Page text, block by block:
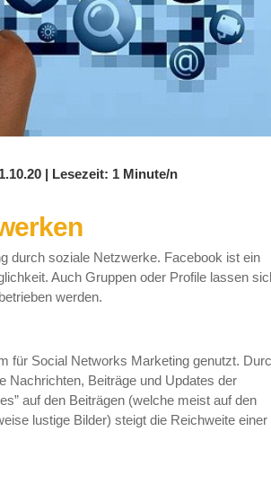
| Lesezeit: 1 Minute/n
durch soziale Netzwerke. Facebook ist ein
Auch Gruppen oder Profile lassen
werden.
für Social Networks Marketing genutzt.
Nachrichten, Beiträge und Updates der
auf den Beiträgen (welche meist auf den
lustige Bilder) steigt die Reichweite einer